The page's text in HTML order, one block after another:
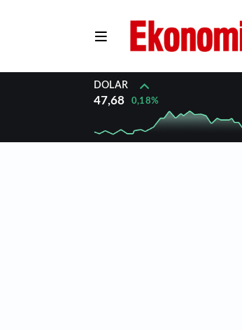
DOLAR
47,68 0,18%